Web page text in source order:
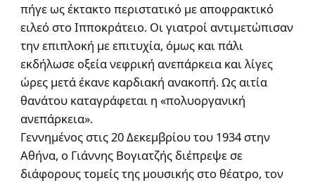
πήγε ως έκτακτο περιστατικό με αποφρακτικό
ειλεό στο Ιπποκράτειο. Οι γιατροί αντιμετώπισαν
την επιπλοκή με επιτυχία, όμως και πάλι
εκδήλωσε οξεία νεφρική ανεπάρκεια και λίγες
ώρες μετά έκανε καρδιακή ανακοπή. Ως αιτία
θανάτου καταγράφεται η «πολυοργανική
ανεπάρκεια».
Γεννημένος στις 20 Δεκεμβρίου του 1934 στην
Αθήνα, ο Γιάννης Βογιατζής διέπρεψε σε
διάφορους τομείς της μουσικής στο θέατρο, τον